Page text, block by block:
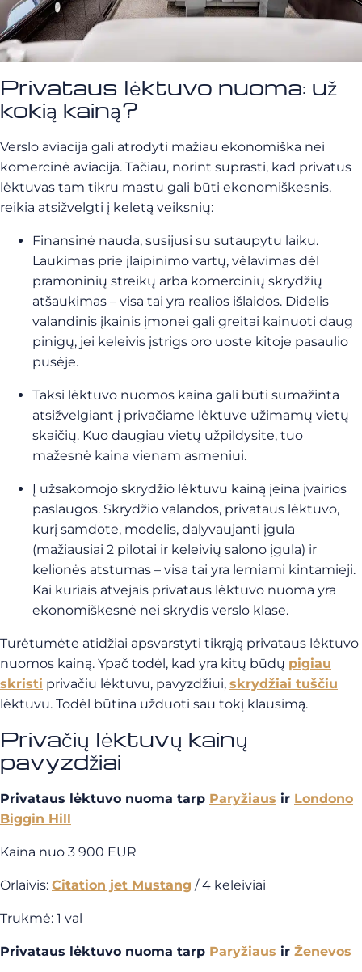
Privataus lėktuvo nuoma: už
kokią kainą?
Verslo aviacija gali atrodyti mažiau ekonomiška nei
komercinė aviacija. Tačiau, norint suprasti, kad privatus
lėktuvas tam tikru mastu gali būti ekonomiškesnis,
reikia atsižvelgti į keletą veiksnių:
Finansinė nauda, susijusi su sutaupytu laiku.
Laukimas prie įlaipinimo vartų, vėlavimas dėl
pramoninių streikų arba komercinių skrydžių
atšaukimas – visa tai yra realios išlaidos. Didelis
valandinis įkainis įmonei gali greitai kainuoti daug
pinigų, jei keleivis įstrigs oro uoste kitoje pasaulio
pusėje.
Taksi lėktuvo nuomos kaina gali būti sumažinta
atsižvelgiant į privačiame lėktuve užimamų vietų
skaičių. Kuo daugiau vietų užpildysite, tuo
mažesnė kaina vienam asmeniui.
Į užsakomojo skrydžio lėktuvu kainą įeina įvairios
paslaugos. Skrydžio valandos, privataus lėktuvo,
kurį samdote, modelis, dalyvaujanti įgula
(mažiausiai 2 pilotai ir keleivių salono įgula) ir
kelionės atstumas – visa tai yra lemiami kintamieji.
Kai kuriais atvejais privataus lėktuvo nuoma yra
ekonomiškesnė nei skrydis verslo klase.
Turėtumėte atidžiai apsvarstyti tikrąją privataus lėktuvo
nuomos kainą. Ypač todėl, kad yra kitų būdų pigiau
skristi privačiu lėktuvu, pavyzdžiui, skrydžiai tuščiu
lėktuvu. Todėl būtina užduoti sau tokį klausimą.
Privačių lėktuvų kainų
pavyzdžiai
Privataus lėktuvo nuoma tarp Paryžiaus ir Londono
Biggin Hill
Kaina nuo 3 900 EUR
Orlaivis: Citation jet Mustang / 4 keleiviai
Trukmė: 1 val
Privataus lėktuvo nuoma tarp Paryžiaus ir Ženevos